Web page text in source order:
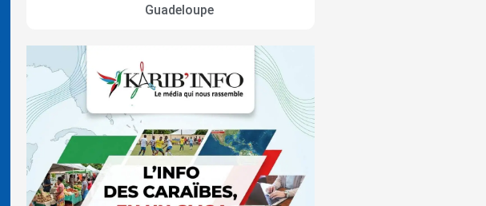
Guadeloupe